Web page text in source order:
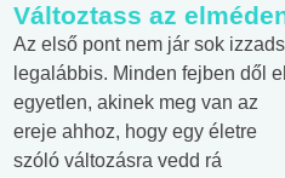
Változtass az
Az első pont nem jár sok
legalábbis. Minden fejben dől
egyetlen, akinek meg van az
ereje ahhoz, hogy egy életre
szóló változásra vedd rá